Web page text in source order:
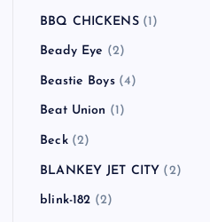
BBQ CHICKENS(1)
Beady Eye (2)
Beastie Boys(4)
Beat Union (1)
Beck(2)
BLANKEY JET CITY (2)
blink-182 (2)